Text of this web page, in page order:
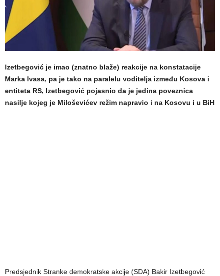
Izetbegović je imao (znatno blaže) reakcije na konstatacije
Marka Ivasa, pa je tako na paralelu voditelja između Kosova i
entiteta RS, Izetbegović pojasnio da je jedina poveznica
nasilje kojeg je Miloševićev režim napravio i na Kosovu i u BiH
Predsjednik Stranke demokratske akcije (SDA) Bakir Izetbegović